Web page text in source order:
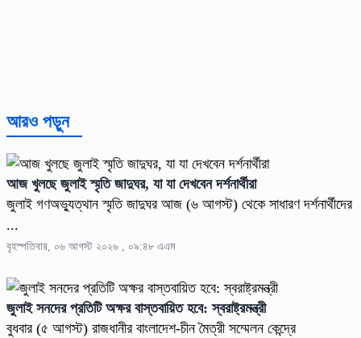
আরও পড়ুন
আজ খুলছে জুলাই স্মৃতি জাদুঘর, যা যা দেখবেন দর্শনার্থীরা
জুলাই গণঅভ্যুত্থান স্মৃতি জাদুঘর আজ (৬ আগস্ট) থেকে সাধারণ দর্শনার্থীদের
...
বৃহস্পতিবার, ০৬ আগস্ট ২০২৬ , ০৯:৪৮ এএম
জুলাই সনদের প্রতিটি অক্ষর বাস্তবায়িত হবে: স্বরাষ্ট্রমন্ত্রী
বুধবার (৫ আগস্ট) রাজধানীর বাংলাদেশ-চীন মৈত্রী সম্মেলন কেন্দ্রে